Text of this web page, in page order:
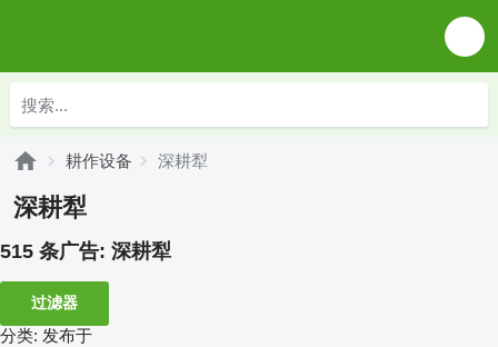
耕作设备 深耕犁
深耕犁
515 条广告: 深耕犁
过滤器
分类: 发布于